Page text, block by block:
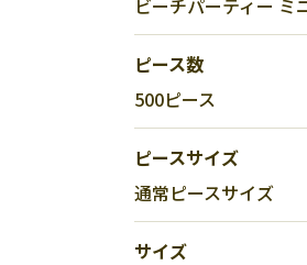
ビーチパーティー ミ
ピース数
500ピース
ピースサイズ
通常ピースサイズ
サイズ